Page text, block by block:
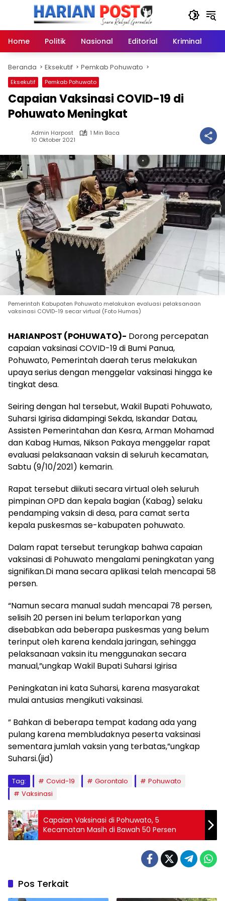
Home
Politik Nasional Editorial Kriminal
Beranda Eksekutif Pemkab Pohuwato
Eksekutif Pemkab Pohuwato
Capaian Vaksinasi COVID-19 di
Pohuwato Meningkat
Admin Harpost
1 Min Baca
10 Oktober 2021
Pemerintah Kabupaten Pohuwato melakukan evaluasi pelaksanaan
vaksinasi COVID-19 secar virtual (Foto Humas)
HARIANPOST (POHUWATO)- Dorong percepatan
capaian vaksinasi COVID-19 di Bumi Panua,
Pohuwato, Pemerintah daerah terus melakukan
upaya serius dengan menggelar vaksinasi hingga ke
tingkat desa.
Seiring dengan hal tersebut, Wakil Bupati Pohuwato,
Suharsi Igirisa didampingi Sekda, Iskandar Datau,
Assisten Pemerintahan dan Kesra, Arman Mohamad
dan Kabag Humas, Nikson Pakaya menggelar rapat
evaluasi pelaksanaan vaksin di seluruh kecamatan,
Sabtu (9/10/2021) kemarin.
Rapat tersebut diikuti secara virtual oleh seluruh
pimpinan OPD dan kepala bagian (Kabag) selaku
pendamping vaksin di desa, para camat serta
kepala puskesmas se-kabupaten pohuwato.
Dalam rapat tersebut terungkap bahwa capaian
vaksinasi di Pohuwato mengalami peningkatan yang
signifikan.Di mana secara aplikasi telah mencapai 58
persen.
“Namun secara manual sudah mencapai 78 persen,
selisih 20 persen ini belum terlaporkan yang
disebabkan ada beberapa puskesmas yang belum
terinput oleh karena kendala jaringan, sehingga
pelaksanaan vaksin itu menggunakan secara
manual,”ungkap Wakil Bupati Suharsi Igirisa
Peningkatan ini kata Suharsi, karena masyarakat
mulai antusias mengikuti vaksinasi.
” Bahkan di beberapa tempat kadang ada yang
pulang karena membludaknya peserta vaksinasi
sementara jumlah vaksin yang terbatas,”ungkap
Suharsi.(jid)
Tag: Covid-19 Gorontalo
Pohuwato
Vaksinasi
Capaian Vaksinasi di Pohuwato, 5
Kecamatan Masih di Bawah 50 Persen
Pos Terkait